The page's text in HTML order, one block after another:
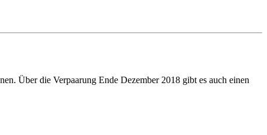
Über die Verpaarung Ende Dezember 2018 gibt es auch einen